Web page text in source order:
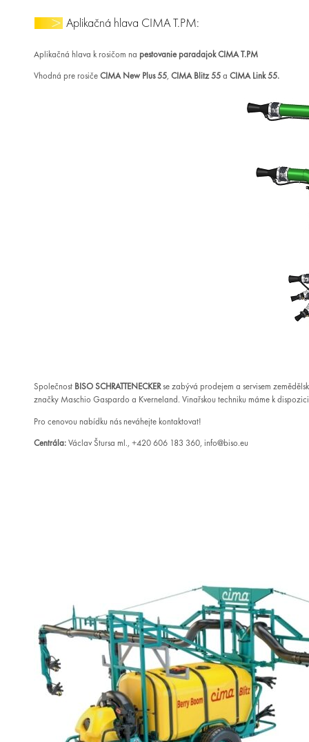
Aplikačná hlava CIMA T.PM:
Aplikačná hlava k rosičom na pestovanie paradajok CIMA T.PM
Vhodná pre rosiče CIMA New Plus 55, CIMA Blitz 55 a CIMA Link 55.
Společnost BISO SCHRATTENECKERse zabývá prodejem a servisem
značky Maschio Gaspardo a Kverneland. Vinařskou techniku máme k
Pro cenovou nabídku nás neváhejte kontaktovat!
Centrála: Václav Štursa ml., +420 606 183 360, info@biso.eu